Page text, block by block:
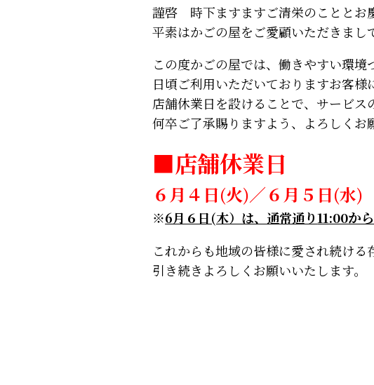
謹啓 時下ますますご清栄のこととお
平素はかごの屋をご愛顧いただきまし
この度かごの屋では、働きやすい環境
日頃ご利用いただいておりますお客様
店舗休業日を設けることで、サービス
何卒ご了承賜りますよう、よろしくお
■店舗休業日
６月４日(火)／６月５日(水
※6月６日(木）は、通常通り11:00か
これからも地域の皆様に愛され続ける
引き続きよろしくお願いいたします。